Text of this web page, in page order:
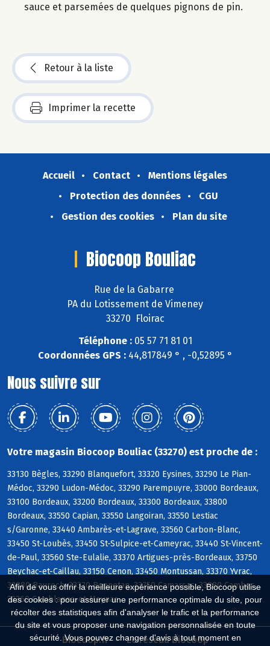
Afin de vous offrir la meilleure expérience possible, Biocoop utilise
des cookies : pour assurer une performance optimale du site, pour
récolter des statistiques afin d'analyser le trafic et la performance
du site et vous proposer une navigation personnalisée en toute
sécurité. Vous pouvez changer d'avis à tout moment en
sauce et parsemées de quelques pignons de pin.
Retour à la liste
Imprimer la recette
Accueil Contact
Mentions légales
Protection des données
CGU
Gestion des cookies
Plan du site
Biocoop Bouliac
Rue de la Gabarre
PA du Lotissement de Vimeney
33270 Floirac
Téléphone :05 57 71 81 01
Coordonnées GPS :44,817849 ° , -0,52895 °
Nous suivre sur
Votre magasin Biocoop Bouliac (33270) est proche de :
33130 Bègles, 33290 Blanquefort, 33320 Eysines, 33290 Le Pian-
Médoc, 33290 Ludon-Médoc, 33290 Parempuyre, 33000 Bordeaux,
33100 Bordeaux, 33200 Bordeaux, 33300 Bordeaux, 33800
Bordeaux, 33550 Capian, 33550 Langoiran, 33550 Lestiac
s/Garonne, 33440 Ambarès-et-Lagrave, 33560 Carbon-Blanc,
33450 St-Loubès, 33450 St-Sulpice-et-Cameyrac, 33440 St-Vincent-
de-Paul, 33560 Ste-Eulalie, 33370 Artigues-près-Bordeaux, 33750
Beychac-et-Caillau, 33150 Cenon, 33450 Montussan, 33370 Yvrac,
33880 Baurech, 33370 Bonnetan, 33750 Camarsac, 33880 Cambes,
33360 Camblanes-et-Meynac
Biocoop.fr Le réseau Biocoop